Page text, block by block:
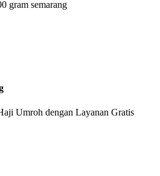
Umroh dengan Layanan Gratis